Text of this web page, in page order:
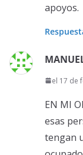
apoyos.
el 17 de
EN MI
esas
tengan